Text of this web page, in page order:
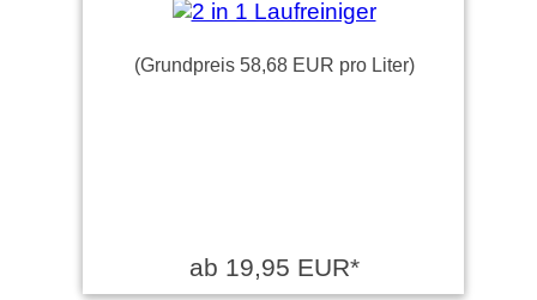
(Grundpreis 58,68 EUR pro Liter)
ab 19,95 EUR*